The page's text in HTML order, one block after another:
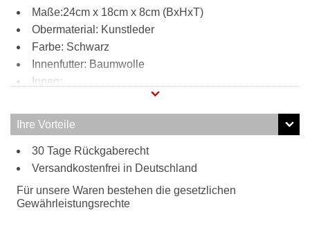
Maße:24cm x 18cm x 8cm (BxHxT)
Obermaterial: Kunstleder
Farbe: Schwarz
Innenfutter: Baumwolle
Innen:
1 Reißverschlussfach
2 Steckfächer
Tragweise:
Henkel
Schulterriemen
Besonderheiten:
verstell- und abnehmbarer Schultergurt
Ihre Vorteile
30 Tage Rückgaberecht
Versandkostenfrei in Deutschland
Für unsere Waren bestehen die gesetzlichen
Gewährleistungsrechte